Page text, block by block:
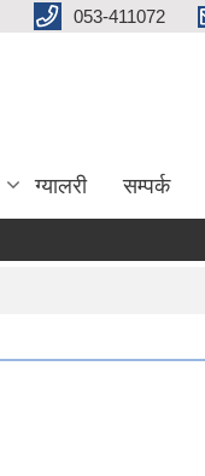
053-411072
ग्यालरी सम्पर्क